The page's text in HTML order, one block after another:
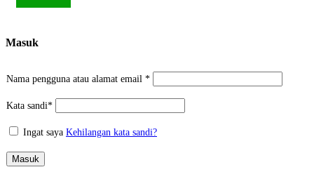
Masuk
Nama pengguna atau alamat email *
Kata sandi*
Ingat saya Kehilangan kata sandi?
Masuk